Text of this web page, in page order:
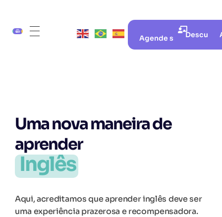
Agende sua aulaDescubra
Uma nova maneira de
aprender
Inglês
Aqui, acreditamos que aprender inglês deve ser
uma experiência prazerosa e recompensadora.